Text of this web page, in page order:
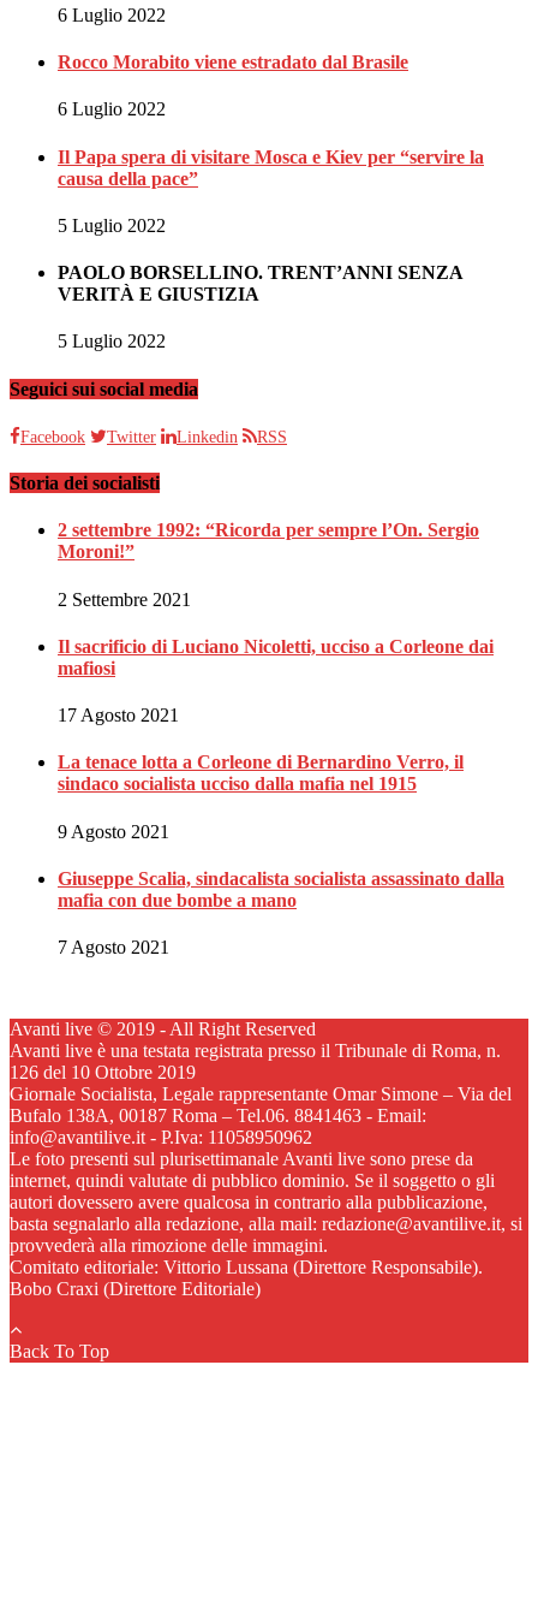
6 Luglio 2022
Rocco Morabito viene estradato dal Brasile
6 Luglio 2022
Il Papa spera di visitare Mosca e Kiev per “servire la
causa della pace”
5 Luglio 2022
PAOLO BORSELLINO. TRENT’ANNI SENZA
VERITÀ E GIUSTIZIA
5 Luglio 2022
Seguici sui social media
Facebook Twitter Linkedin RSS
Storia dei socialisti
2 settembre 1992: “Ricorda per sempre l’On. Sergio
Moroni!”
2 Settembre 2021
Il sacrificio di Luciano Nicoletti, ucciso a Corleone dai
mafiosi
17 Agosto 2021
La tenace lotta a Corleone di Bernardino Verro, il
sindaco socialista ucciso dalla mafia nel 1915
9 Agosto 2021
Giuseppe Scalia, sindacalista socialista assassinato dalla
mafia con due bombe a mano
7 Agosto 2021
Avanti live © 2019 - All Right Reserved
Avanti live è una testata registrata presso il Tribunale di Roma, n.
126 del 10 Ottobre 2019
Giornale Socialista, Legale rappresentante Omar Simone – Via del
Bufalo 138A, 00187 Roma – Tel.06. 8841463 - Email:
info@avantilive.it - P.Iva: 11058950962
Le foto presenti sul plurisettimanale Avanti live sono prese da
internet, quindi valutate di pubblico dominio. Se il soggetto o gli
autori dovessero avere qualcosa in contrario alla pubblicazione,
basta segnalarlo alla redazione, alla mail: redazione@avantilive.it, si
provvederà alla rimozione delle immagini.
Comitato editoriale: Vittorio Lussana (Direttore Responsabile).
Bobo Craxi (Direttore Editoriale)
Back To Top